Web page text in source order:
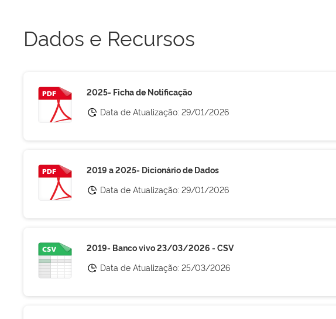
Dados e Recursos
2025- Ficha de Notificação
Data de Atualização: 29/01/2026
2019 a 2025- Dicionário de Dados
Data de Atualização: 29/01/2026
2019- Banco vivo 23/03/2026 - CSV
Data de Atualização: 25/03/2026